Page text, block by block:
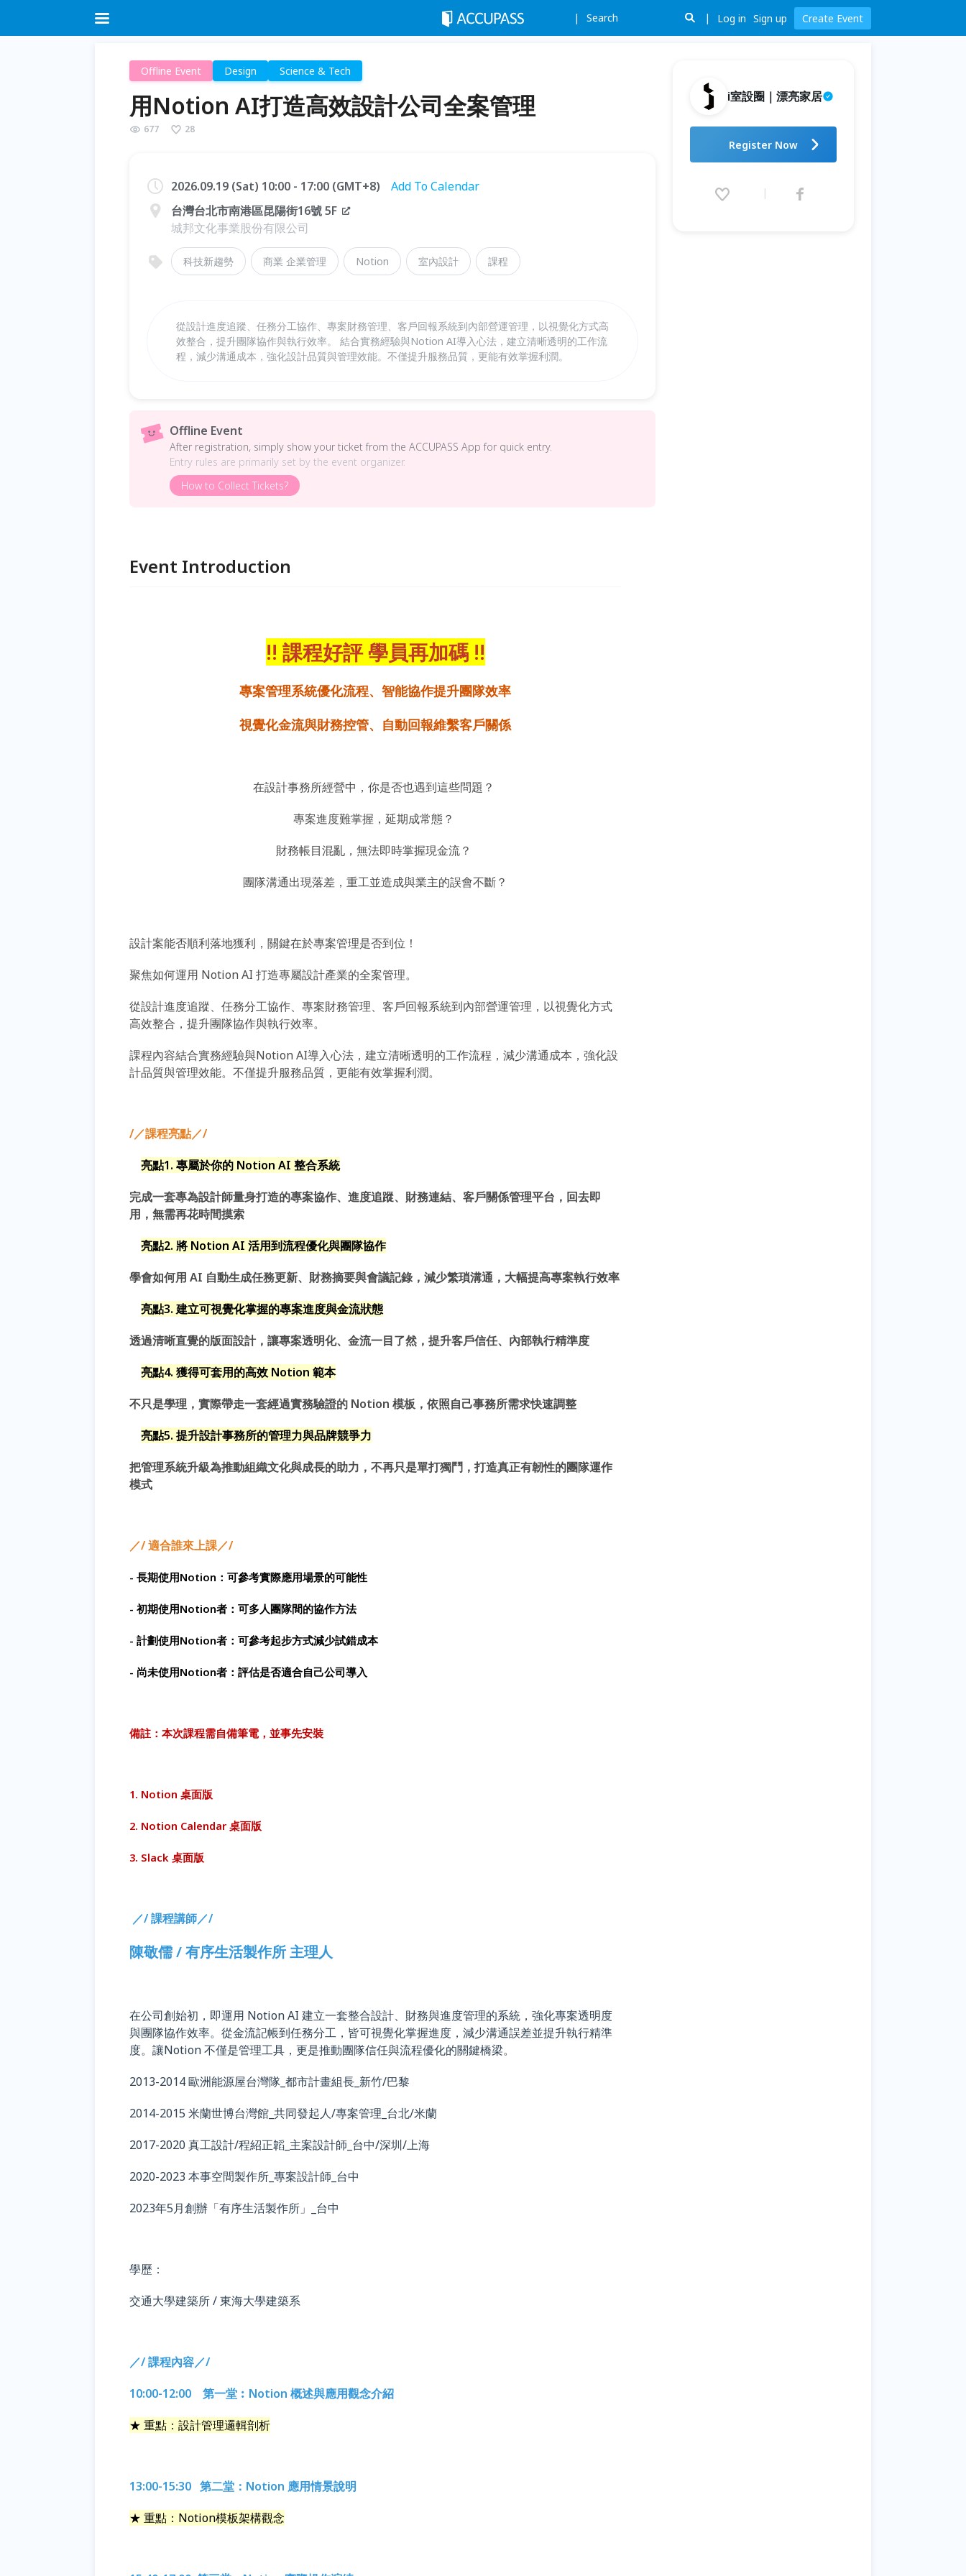
Search Log in Sign up Create Event
Offline Event Design Science & Tech
用Notion AI打造高效設計公司全案管理
677 28
2026.09.19 (Sat) 10:00 - 17:00 (GMT+8)
Add To Calendar
台灣台北市南港區昆陽街16號 5F
城邦文化事業股份有限公司
科技新趨勢 商業 企業管理 Notion 室內設計 課程
從設計進度追蹤、任務分工協作、專案財務管理、客戶回報系統到內部營運管理，以視覺化方式高
效整合，提升團隊協作與執行效率。 結合實務經驗與Notion AI導入心法，建立清晰透明的工作流
程，減少溝通成本，強化設計品質與管理效能。不僅提升服務品質，更能有效掌握利潤。
Offline Event
After registration, simply show your ticket from the ACCUPASS App for quick entry.
Entry rules are primarily set by the event organizer.
How to Collect Tickets?
Event Introduction
!! 課程好評 學員再加碼 !!
專案管理系統優化流程、智能協作提升團隊效率
視覺化金流與財務控管、自動回報維繫客戶關係
在設計事務所經營中，你是否也遇到這些問題？
專案進度難掌握，延期成常態？
財務帳目混亂，無法即時掌握現金流？
團隊溝通出現落差，重工並造成與業主的誤會不斷？
設計案能否順利落地獲利，關鍵在於專案管理是否到位！
聚焦如何運用 Notion AI 打造專屬設計產業的全案管理。
從設計進度追蹤、任務分工協作、專案財務管理、客戶回報系統到內部營運管理，以視覺化方式
高效整合，提升團隊協作與執行效率。
課程內容結合實務經驗與Notion AI導入心法，建立清晰透明的工作流程，減少溝通成本，強化設
計品質與管理效能。不僅提升服務品質，更能有效掌握利潤。
/／課程亮點／/
亮點1. 專屬於你的 Notion AI 整合系統
完成一套專為設計師量身打造的專案協作、進度追蹤、財務連結、客戶關係管理平台，回去即
用，無需再花時間摸索
亮點2. 將 Notion AI 活用到流程優化與團隊協作
學會如何用 AI 自動生成任務更新、財務摘要與會議記錄，減少繁瑣溝通，大幅提高專案執行效率
亮點3. 建立可視覺化掌握的專案進度與金流狀態
透過清晰直覺的版面設計，讓專案透明化、金流一目了然，提升客戶信任、內部執行精準度
亮點4. 獲得可套用的高效 Notion 範本
不只是學理，實際帶走一套經過實務驗證的 Notion 模板，依照自己事務所需求快速調整
亮點5. 提升設計事務所的管理力與品牌競爭力
把管理系統升級為推動組織文化與成長的助力，不再只是單打獨鬥，打造真正有韌性的團隊運作
模式
／/ 適合誰來上課／/
- 長期使用Notion：可參考實際應用場景的可能性
- 初期使用Notion者：可多人團隊間的協作方法
- 計劃使用Notion者：可參考起步方式減少試錯成本
- 尚未使用Notion者：評估是否適合自己公司導入
備註：本次課程需自備筆電，並事先安裝
1. Notion 桌面版
2. Notion Calendar 桌面版
3. Slack 桌面版
／/ 課程講師／/
陳敬儒 / 有序生活製作所 主理人
在公司創始初，即運用 Notion AI 建立一套整合設計、財務與進度管理的系統，強化專案透明度
與團隊協作效率。從金流記帳到任務分工，皆可視覺化掌握進度，減少溝通誤差並提升執行精準
度。讓Notion 不僅是管理工具，更是推動團隊信任與流程優化的關鍵橋梁。
2013-2014 歐洲能源屋台灣隊_都市計畫組長_新竹/巴黎
2014-2015 米蘭世博台灣館_共同發起人/專案管理_台北/米蘭
2017-2020 真工設計/程紹正韜_主案設計師_台中/深圳/上海
2020-2023 本事空間製作所_專案設計師_台中
2023年5月創辦「有序生活製作所」_台中
學歷：
交通大學建築所 / 東海大學建築系
／/課程內容／/
10:00-12:00 第一堂︰Notion 概述與應用觀念介紹
★ 重點：設計管理邏輯剖析
13:00-15:30 第二堂：Notion 應用情景說明
★ 重點：Notion模板架構觀念
i室設圈｜漂亮家居
全案管理
2026.09.19 (Sat) 10:00 - 17:00
Register Now